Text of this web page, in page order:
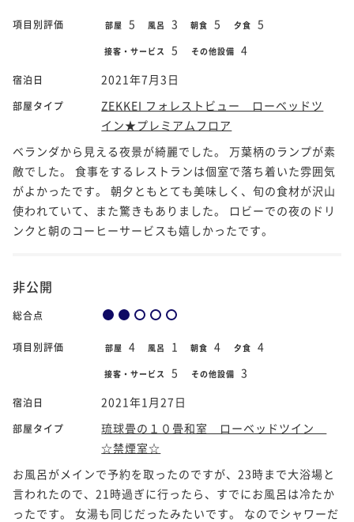
項目別評価 部屋 5 風呂 3 朝食 5 夕食 5
接客・サービス 5 その他設備 4
宿泊日 2021年7月3日
部屋タイプ
ZEKKEI フォレストビュー ローベッドツ
イン★プレミアムフロア
ベランダから見える夜景が綺麗でした。 万葉柄のランプが素
敵でした。 食事をするレストランは個室で落ち着いた雰囲気
がよかったです。 朝夕ともとても美味しく、旬の食材が沢山
使われていて、また驚きもありました。 ロビーでの夜のドリ
ンクと朝のコーヒーサービスも嬉しかったです。
非公開
総合点
項目別評価 部屋 4 風呂 1 朝食 4 夕食 4
接客・サービス 5 その他設備 3
宿泊日 2021年1月27日
部屋タイプ
琉球畳の１０畳和室 ローベッドツイン
☆禁煙室☆
お風呂がメインで予約を取ったのですが、23時まで大浴場と
言われたので、21時過ぎに行ったら、すでにお風呂は冷たか
ったです。 女湯も同じだったみたいです。 なのでシャワーだ